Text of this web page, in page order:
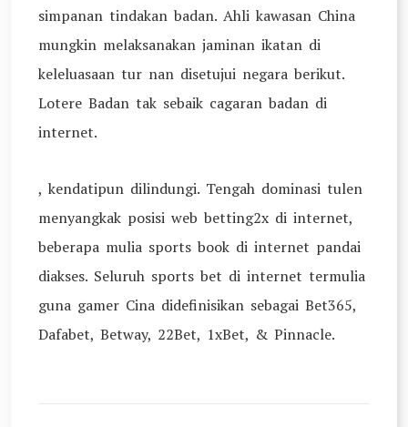
simpanan tindakan badan. Ahli kawasan China
mungkin melaksanakan jaminan ikatan di
keleluasaan tur nan disetujui negara berikut.
Lotere Badan tak sebaik cagaran badan di
internet.
, kendatipun dilindungi. Tengah dominasi tulen
menyangkak posisi web betting2x di internet,
beberapa mulia sports book di internet pandai
diakses. Seluruh sports bet di internet termulia
guna gamer Cina didefinisikan sebagai Bet365,
Dafabet, Betway, 22Bet, 1xBet, & Pinnacle.